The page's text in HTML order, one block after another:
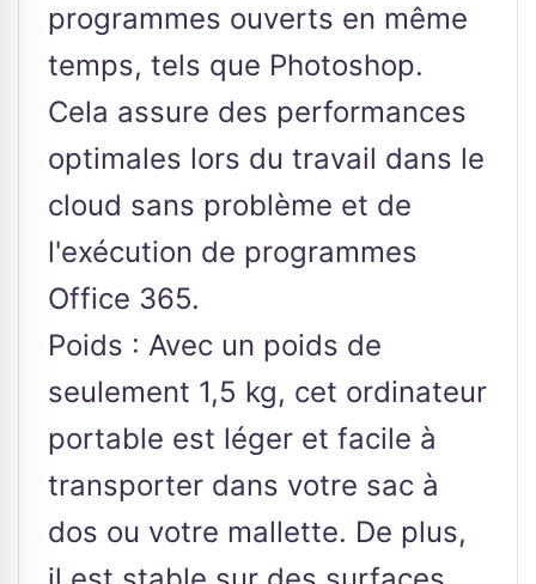
programmes ouverts en même
temps, tels que Photoshop.
Cela assure des performances
optimales lors du travail dans le
cloud sans problème et de
l'exécution de programmes
Office 365.
Poids : Avec un poids de
seulement 1,5 kg, cet ordinateur
portable est léger et facile à
transporter dans votre sac à
dos ou votre mallette. De plus,